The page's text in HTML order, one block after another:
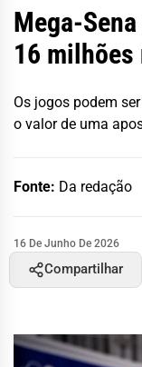
Mega-
16
Os jogos podem
o valor de uma
Fonte: Da redação
16 De Junho De 2026
Compartilhar